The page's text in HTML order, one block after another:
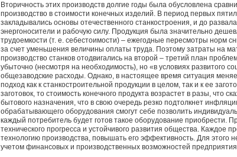
Вторичность этих производств долгие годы была обусловлена
производство в стоимости конечных изделий. В период первых
закладывались основы отечественного станкостроения, и до
энергоносители и рабочую силу. Продукция была значительно
трудоемкости (т. е. себестоимости) – ежегодные пересмотры норм
за счет уменьшения величины оплаты труда. Поэтому затраты на
производство станков отодвигались на второй – третий план
убыточно (несмотря на необходимость), но «в условиях развитого
общезаводские расходы. Однако, в настоящее время ситуация
подход как к станкостроительной продукции в целом, так и к ее
заготовок, то стоимость конечного продукта возрастет в разы, что
бытового назначения, что в свою очередь резко подтолкнет
обрабатывающего оборудования смогут себе позволить
каждый потребитель будет готов такое оборудование
технического прогресса и устойчивого развития общества. Каждое
технологию производства, повышать его эффективность. Для этого
учетом финансовых и производственных возможностей